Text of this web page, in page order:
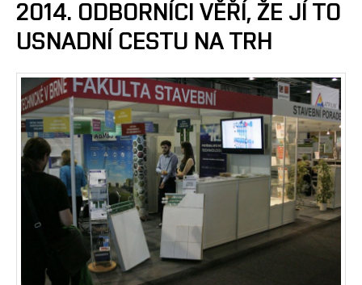
2014. ODBORNÍCI VĚŘÍ, ŽE JÍ TO
USNADNÍ CESTU NA TRH